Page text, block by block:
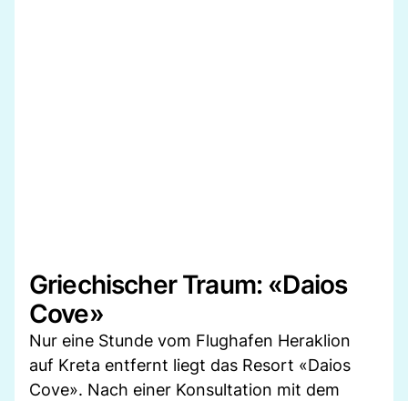
Griechischer Traum: «Daios
Cove»
Nur eine Stunde vom Flughafen Heraklion
auf Kreta entfernt liegt das Resort «Daios
Cove». Nach einer Konsultation mit dem